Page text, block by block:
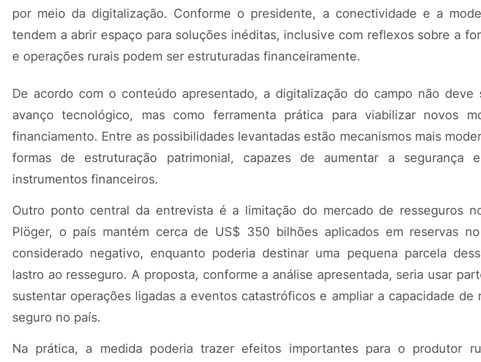
por meio da digitalização. Conforme o presidente, a conectividade e a
tendem a abrir espaço para soluções inéditas, inclusive com reflexos sobre a
e operações rurais podem ser estruturadas financeiramente.
De acordo com o conteúdo apresentado, a digitalização do campo não deve
avanço tecnológico, mas como ferramenta prática para viabilizar novos
financiamento. Entre as possibilidades levantadas estão mecanismos mais
formas de estruturação patrimonial, capazes de aumentar a segurança
instrumentos financeiros.
Outro ponto central da entrevista é a limitação do mercado de resseguros
Plöger, o país mantém cerca de US$ 350 bilhões aplicados em reservas
considerado negativo, enquanto poderia destinar uma pequena parcela
lastro ao resseguro. A proposta, conforme a análise apresentada, seria usar
sustentar operações ligadas a eventos catastróficos e ampliar a capacidade de
seguro no país.
Na prática, a medida poderia trazer efeitos importantes para o produtor